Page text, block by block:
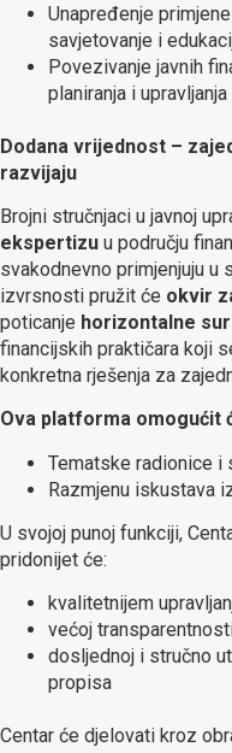
Unapređenje
savjetovanje i
Povezivanje javnih
planiranja i
Dodana vrijednost –
razvijaju
Brojni stručnjaci u javnoj
ekspertizu u području
svakodnevno primjenjuju u
izvrsnosti pružit će okvir
poticanje horizontalne
financijskih praktičara koji
konkretna rješenja za
Ova platforma omogućit
Tematske radionice i
Razmjenu iskustava
U svojoj punoj funkciji,
pridonijet će:
kvalitetnijem
većoj
dosljednoj i stručno
propisa
Centar će djelovati kroz